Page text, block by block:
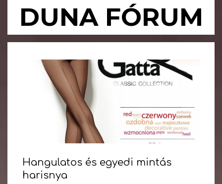
DUNA FÓRUM
Primary
Hangulatos és egyedi mintás
harisnya